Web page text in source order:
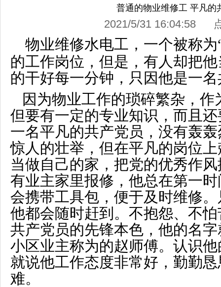
普通的物业维修工 平凡的
2021/5/31 16:04:58
物业维修水电工，一个被称
的工作岗位，但是，有人却把
的干好每一分钟，只因他是一
因为物业工作的琐碎繁杂，
但要有一定的专业知识，而且
一名平凡的共产党员，没有轰
惊人的壮举，但在平凡的岗位
当做自己的家，把党的优秀作
有业主家里报修，他总在第一
会携带工具包，便于及时维修
他都会随时赶到。不抱怨、不
共产党员的先锋本色， 他的名
小区业主称为的赵师傅。认识
就说他工作态度非常好，勤勤
难。